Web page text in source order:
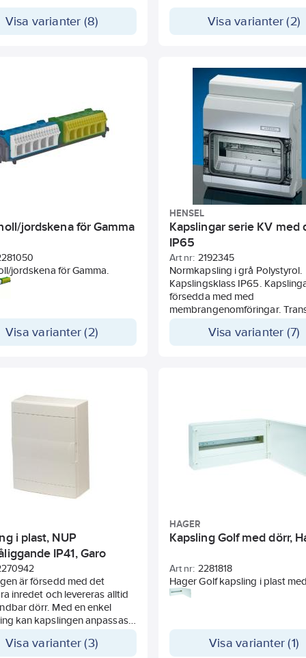
Visa varianter (8) Visa varianter (2)
jordskena för Gamma
jordskena för Gamma.
Visa varianter (2)
HENSEL
Kapslingar serie KV med
IP65
Art nr: 2192345
Normkapsling i grå Polystyrol.
Kapslingsklass IP65.
försedda med med
membrangenomföringar.
plomber- eller låsbar med lås
Visa varianter (7)
i plast, NUP
IP41, Garo
är försedd med det
inredet och levereras alltid
dörr. Med en enkel
kan kapslingen anpassas
enkel chassikopplare 21 781
Visa varianter (3)
HAGER
Kapsling Golf med dörr,
Art nr: 2281818
Hager Golf kapsling i plast
är framtagen för centraler vid
demontera frontsycket och går
Visa varianter (1)